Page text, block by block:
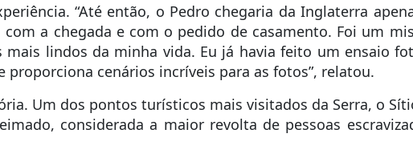
“Até então, o Pedro chegaria da Inglaterra
a chegada e com o pedido de casamento. Foi um
lindos da minha vida. Eu já havia feito um ensaio
cenários incríveis para as fotos”, relatou.
Um dos pontos turísticos mais visitados da Serra, o
considerada a maior revolta de pessoas